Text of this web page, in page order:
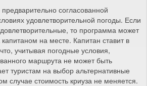
согласованной
удовлетворительной погоды. Если
то программа может
на месте. Капитан ставит в
учитывая погодные условия,
маршрута не может быть
туристам на выбор альтернативные
случае стоимость криуза не меняется.